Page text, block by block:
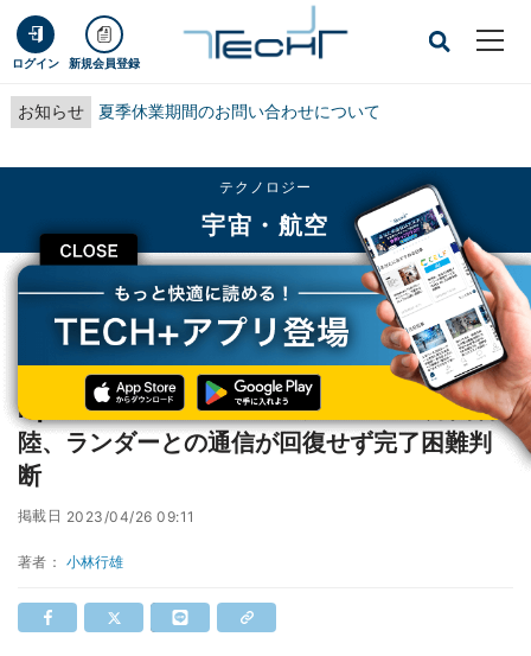
ログイン 新規会員登録
お知らせ 夏季休業期間のお問い合わせについて
CLOSE
テクノロジー
宇宙・航空
TECH+ テクノロジー
宇宙・航空
ispace「HAKUTO-R」ミッション1の月面着陸、ランダーとの通信が回復せず完
ispace「HAKUTO-R」ミッション1の月面着
陸、ランダーとの通信が回復せず完了困難判
断
掲載日 2023/04/26 09:11
著者： 小林行雄